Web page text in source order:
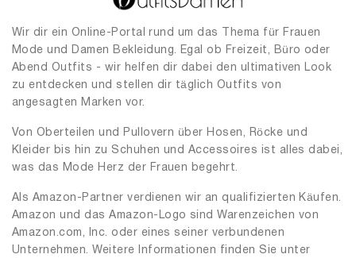
Wir dir ein Online-Portal rund um das Thema für Frauen
Mode und Damen Bekleidung. Egal ob Freizeit, Büro oder
Abend Outfits - wir helfen dir dabei den ultimativen Look
zu entdecken und stellen dir täglich Outfits von
angesagten Marken vor.
Von Oberteilen und Pullovern über Hosen, Röcke und
Kleider bis hin zu Schuhen und Accessoires ist alles dabei,
was das Mode Herz der Frauen begehrt.
Als Amazon-Partner verdienen wir an qualifizierten Käufen.
Amazon und das Amazon-Logo sind Warenzeichen von
Amazon.com, Inc. oder eines seiner verbundenen
Unternehmen. Weitere Informationen finden Sie unter